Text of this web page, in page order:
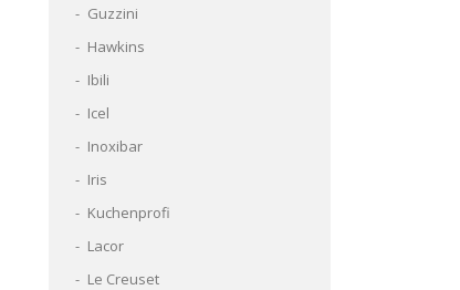
Guzzini
Hawkins
Ibili
Icel
Inoxibar
Iris
Kuchenprofi
Lacor
Le Creuset